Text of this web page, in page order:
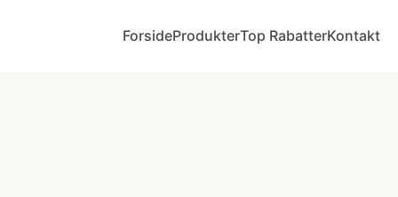
ForsideProdukterTop RabatterKontakt